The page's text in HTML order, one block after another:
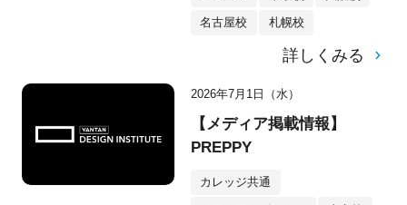
名古屋校 札幌校
詳しくみる
2026年7月1日（水）
【メディア掲載情報】
PREPPY
カレッジ共通